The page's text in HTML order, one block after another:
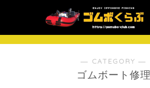
― CATEGORY ―
ゴムボート修理